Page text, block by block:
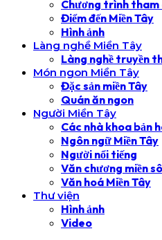
Chương trình tham
Điểm đến Miền Tây
Hình ảnh
Làng nghề Miền Tây
Làng nghề truyền
Món ngon Miền Tây
Đặc sản miền Tây
Quán ăn ngon
Người Miền Tây
Các nhà khoa bản
Ngôn ngữ Miền Tây
Người nổi tiếng
Văn chương miền
Văn hoá Miền Tây
Thư viện
Hình ảnh
Video